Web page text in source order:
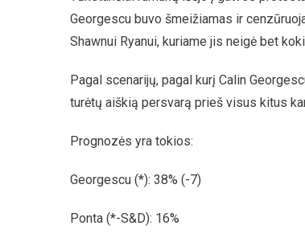
Georgescu buvo šmeižiamas ir
Shawnui Ryanui, kuriame jis neigė bet
Pagal scenarijų, pagal kurį Calin
turėtų aiškią persvarą prieš visus kitus
Prognozės yra tokios:
Georgescu (*): 38% (-7)
Ponta (*-S&D): 16%